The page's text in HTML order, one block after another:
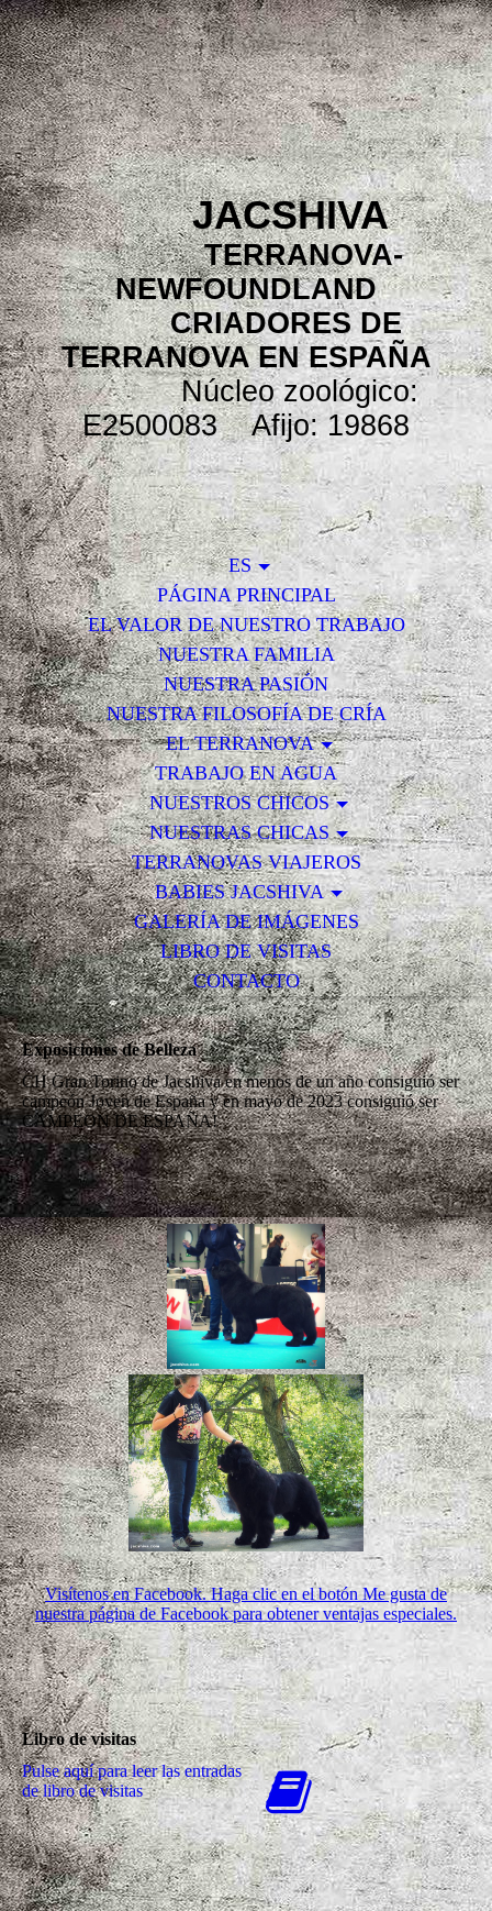
JACSHIVA
TERRANOVA-
NEWFOUNDLAND
CRIADORES DE
TERRANOVA EN ESPAÑA
Núcleo zoológico:
E2500083 Afijo: 19868
ES
PÁGINA PRINCIPAL
EL VALOR DE NUESTRO TRABAJO
NUESTRA FAMILIA
NUESTRA PASIÓN
NUESTRA FILOSOFÍA DE CRÍA
EL TERRANOVA
TRABAJO EN AGUA
NUESTROS CHICOS
NUESTRAS CHICAS
TERRANOVAS VIAJEROS
BABIES JACSHIVA
GALERÍA DE IMÁGENES
LIBRO DE VISITAS
CONTACTO
Exposiciones de Belleza
CH Gran Torino de Jacshiva en menos de un año consiguió ser
campeón Joven de España y en mayo de 2023 consiguió ser
CAMPEON DE ESPAÑA!
Visítenos en Facebook. Haga clic en el botón Me gusta de
nuestra página de Facebook para obtener ventajas especiales.
Libro de visitas
Pulse aquí para leer las entradas
de libro de visitas